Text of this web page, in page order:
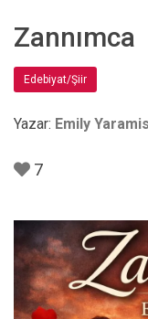
Zannımca
Edebiyat/Şiir
Yazar: Emily Yaramis
7